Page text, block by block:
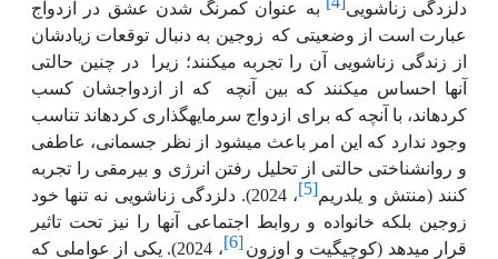
دلزدگی زناشویی
به عنوان کمرنگ شدن عشق در ازدواج
عبارت است از وضعیتی که زوجین به دنبال توقعات زیادشان
از زندگی زناشویی آن را تجربه می­کنند؛ زیرا
در چنین حالتی
آنها احساس می­کنند که بین آنچه
که از ازدواج­شان کسب
کرده­اند، با آنچه که برای ازدواج سرمایه­گذاری کرده­اند تناسب
وجود ندارد که این امر باعث می­شود از نظر جسمانی، عاطفی
و روان­شناختی حالتی از تحلیل رفتن انرژی و بی­رمقی را تجربه
کنند (منتش و یلدریم[5]
، 2024). دلزدگی زناشویی نه تنها خود
زوجین بلکه خانواده و روابط اجتماعی آنها را نیز تحت تاثیر
قرار می­دهد (کوچیگیت و اوزون [6]
، 2024). یکی از عواملی که